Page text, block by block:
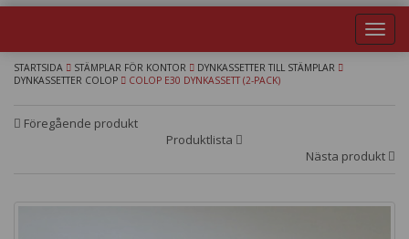
STARTSIDA STÄMPLAR FÖR KONTOR
DYNKASSETTER TILL STÄMPLAR
DYNKASSETTER COLOP
COLOP E30 DYNKASSETT (2-PACK)
Föregående produkt
Produktlista
Nästa produkt